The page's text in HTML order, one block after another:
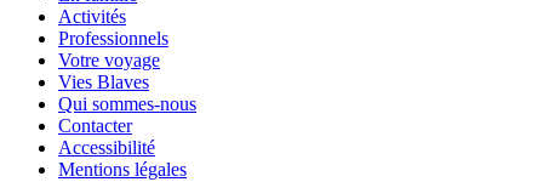
Activités
Professionnels
Votre voyage
Vies Blaves
Qui sommes-nous
Contacter
Accessibilité
Mentions légales